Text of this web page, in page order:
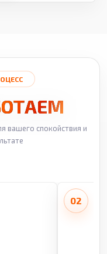
вашего спокойствия и
02